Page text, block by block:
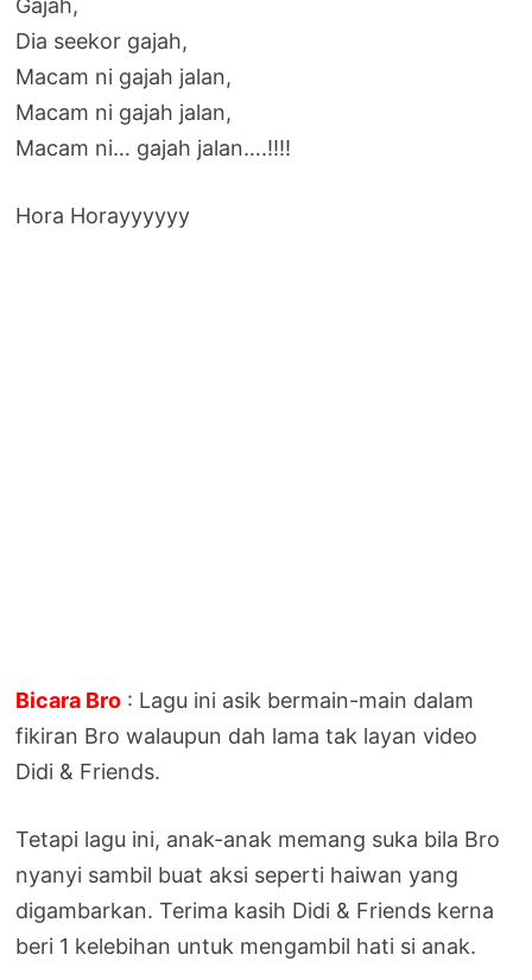
Dia seekor gajah,
Macam ni gajah jalan,
Macam ni gajah jalan,
Macam ni… gajah jalan….!!!!
Hora Horayyyyyy
Bicara Bro : Lagu ini asik bermain-main dalam
fikiran Bro walaupun dah lama tak layan video
Didi & Friends.
Tetapi lagu ini, anak-anak memang suka bila Bro
nyanyi sambil buat aksi seperti haiwan yang
digambarkan. Terima kasih Didi & Friends kerna
beri 1 kelebihan untuk mengambil hati si anak.